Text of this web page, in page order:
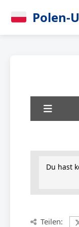
Polen-
Du hast
Teilen: